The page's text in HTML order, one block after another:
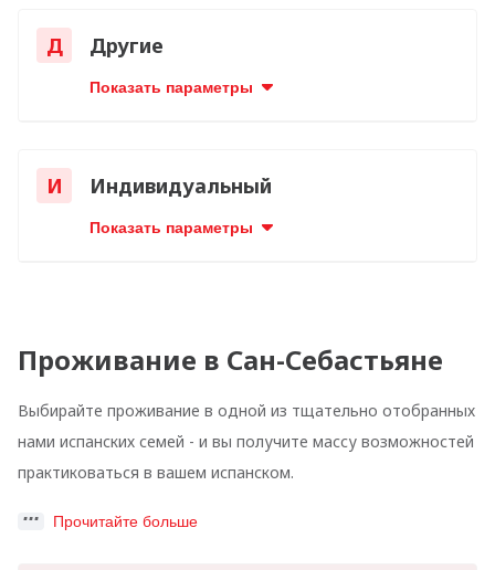
Д Другие
Показать параметры
И Индивидуальный
Показать параметры
Проживание в Сан-Себастьяне
Выбирайте проживание в одной из тщательно отобранных
нами испанских семей - и вы получите массу возможностей
практиковаться в вашем испанском.
Прочитайте больше